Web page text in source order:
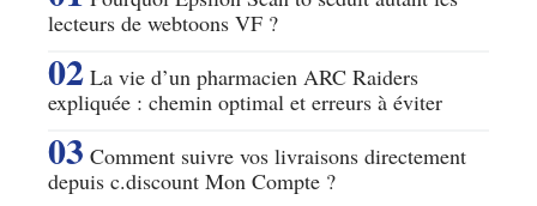
lecteurs de webtoons VF ?
La vie d’un pharmacien ARC Raiders
expliquée : chemin optimal et erreurs à éviter
Comment suivre vos livraisons directement
depuis c.discount Mon Compte ?